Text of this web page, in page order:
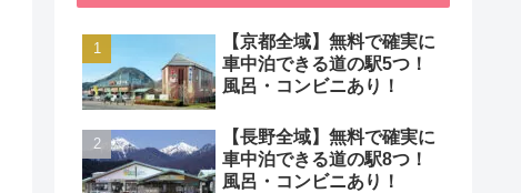
【京都全域】無料で確実に
車中泊できる道の駅5つ！
風呂・コンビニあり！
【長野全域】無料で確実に
車中泊できる道の駅8つ！
風呂・コンビニあり！